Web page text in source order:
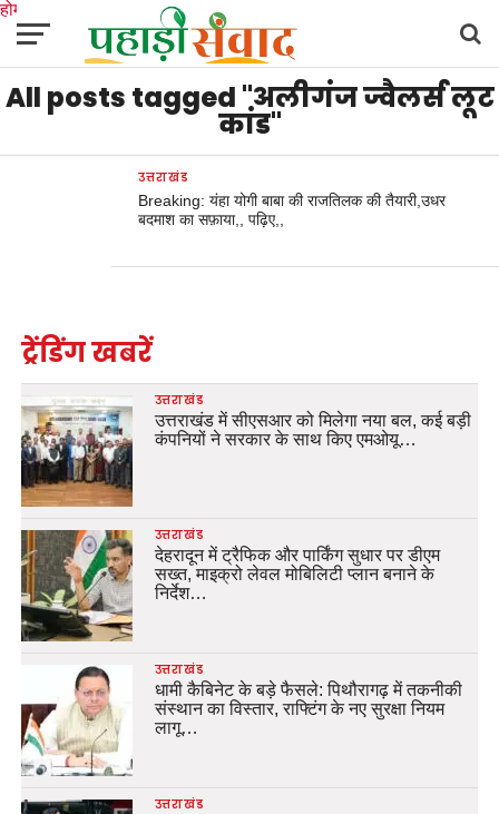
होम
उत्तराखंडअल्मोड़ाउत्तरकाशीउधम सिंह नगरचंपावतचमोलीटिहरी गढ़वाल
देहरादूननैनीतालपिथौरागढ़पौड़ी गढ़वाल बागेश्वररुद्रप्रयागहरिद्वारदेशदुनिया
मनोरंजन
All posts tagged "अलीगंज ज्वैलर्स लूट
कांड"
उत्तराखंड
Breaking: यंहा योगी बाबा की राजतिलक की तैयारी,उधर
बदमाश का सफ़ाया,, पढ़िए,,
ट्रेंडिंग खबरें
उत्तराखंड
उत्तराखंड में सीएसआर को मिलेगा नया बल, कई बड़ी
कंपनियों ने सरकार के साथ किए एमओयू…
उत्तराखंड
देहरादून में ट्रैफिक और पार्किंग सुधार पर डीएम
सख्त, माइक्रो लेवल मोबिलिटी प्लान बनाने के
निर्देश…
उत्तराखंड
धामी कैबिनेट के बड़े फैसले: पिथौरागढ़ में तकनीकी
संस्थान का विस्तार, राफ्टिंग के नए सुरक्षा नियम
लागू…
उत्तराखंड